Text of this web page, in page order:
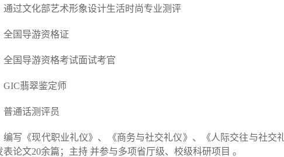
通过文化部艺术形象设计生活时尚专业测评
全国导游资格证
全国导游资格考试面试考官
GIC翡翠鉴定师
普通话测评员
编写《现代职业礼仪》、《商务与社交礼仪》、《人际交往与社交
表论文20余篇；主持 并参与多项省厅级、校级科研项目 。